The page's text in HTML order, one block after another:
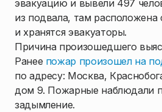
эвакуацию и вывели 497
из подвала, там расположена
и хранятся эвакуаторы.
Причина произошедшего
Ранее пожар произошел на
по адресу: Москва,
дом 9. Пожарные наблюдали
задымление.